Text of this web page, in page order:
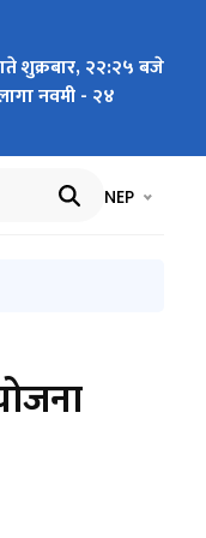
शुक्रबार, २२:२५ बजे
नवमी - २४
भाषा चयन
NEP